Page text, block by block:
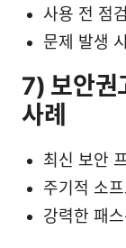
사용 전 점
문제 발생
7) 보안권
사례
최신 보안
주기적 소
강력한 패